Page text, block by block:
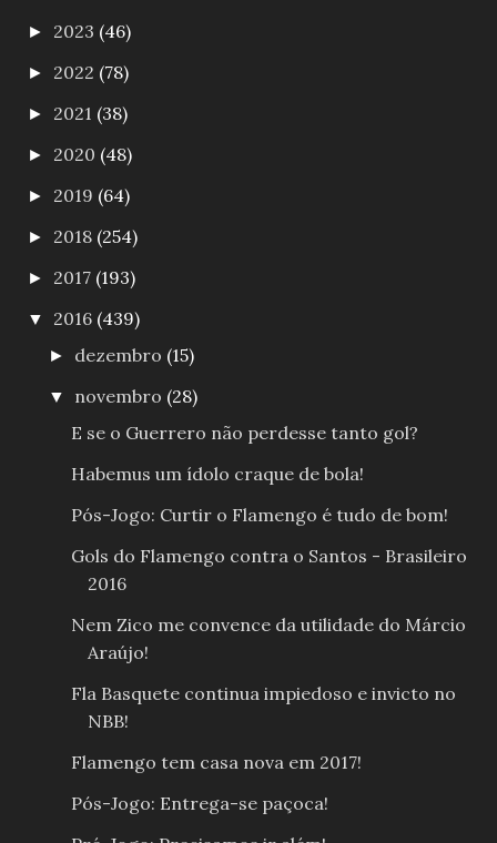
► 2023 (46)
► 2022 (78)
► 2021 (38)
► 2020 (48)
► 2019 (64)
► 2018 (254)
► 2017 (193)
▼ 2016 (439)
► dezembro (15)
▼ novembro (28)
E se o Guerrero não perdesse tanto gol?
Habemus um ídolo craque de bola!
Pós-Jogo: Curtir o Flamengo é tudo de bom!
Gols do Flamengo contra o Santos - Brasileiro
2016
Nem Zico me convence da utilidade do Márcio
Araújo!
Fla Basquete continua impiedoso e invicto no
NBB!
Flamengo tem casa nova em 2017!
Pós-Jogo: Entrega-se paçoca!